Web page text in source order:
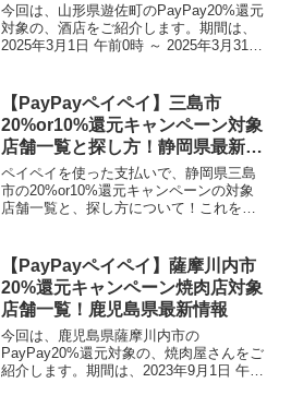
今回は、山形県遊佐町のPayPay20%還元
対象の、酒店をご紹介します。期間は、
2025年3月1日 午前0時 ～ 2025年3月31日
OK！最大10％ポイント...
【PayPayペイペイ】三島市
20%or10%還元キャンペーン対象
店舗一覧と探し方！静岡県最新情
報
ペイペイを使った支払いで、静岡県三島
市の20%or10%還元キャンペーンの対象
店舗一覧と、探し方について！これを読
う！キャンペーン！」の、対象店舗と探
し方がわかりま...
【PayPayペイペイ】薩摩川内市
20%還元キャンペーン焼肉店対象
店舗一覧！鹿児島県最新情報
今回は、鹿児島県薩摩川内市の
PayPay20%還元対象の、焼肉屋さんをご
紹介します。期間は、2023年9月1日 午前